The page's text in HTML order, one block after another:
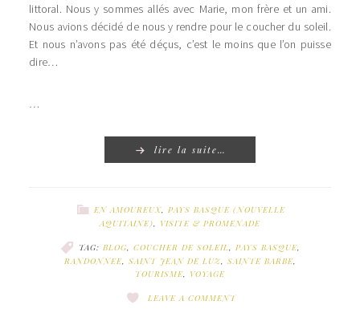
littoral. Nous y sommes allés avec Marie, mon frère et un ami.
Nous avions décidé de nous y rendre pour le coucher du soleil.
Et nous n’avons pas été déçus, c’est le moins que l’on puisse
dire…
…
lire la suite…
EN AMOUREUX, PAYS BASQUE (NOUVELLE
AQUITAINE), VISITE & PROMENADE
TAG: BLOG, COUCHER DE SOLEIL, PAYS BASQUE,
RANDONNEE, SAINT JEAN DE LUZ, SAINTE BARBE,
TOURISME, VOYAGE
LEAVE A COMMENT